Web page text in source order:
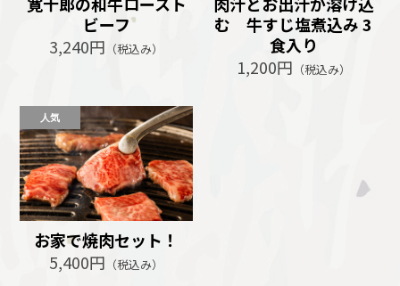
ビーフ
3,240円 （税込み）
む 牛すじ塩煮込み 3
食入り
1,200円 （税込み）
お家で焼肉セット！
5,400円 （税込み）